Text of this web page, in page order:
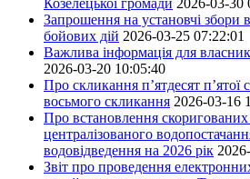
Запрошення на установчі збори
бойових дій 2026-03-25 07:22:01
Важлива інформація для
2026-03-20 10:05:40
Про скликання п’ятдесят п’ятої
восьмого скликання 2026-03-16
Про встановлення
централізованого
водовідведення на 2026 рік
Звіт про проведення